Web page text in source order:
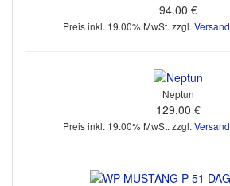
94.00 €
Preis inkl. 19.00% MwSt. zzgl. Versand
Neptun
129.00 €
Preis inkl. 19.00% MwSt. zzgl. Versand